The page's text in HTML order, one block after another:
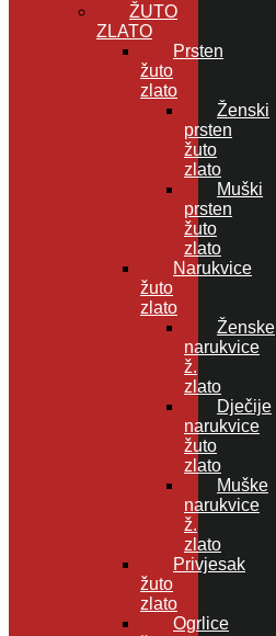
ŽUTO
ZLATO
Prsten
žuto
zlato
Ženski
prsten
žuto
zlato
Muški
prsten
žuto
zlato
Narukvice
žuto
zlato
Ženske
narukvice
ž.
zlato
Dječije
narukvice
žuto
zlato
Muške
narukvice
ž.
zlato
Privjesak
žuto
zlato
Ogrlice